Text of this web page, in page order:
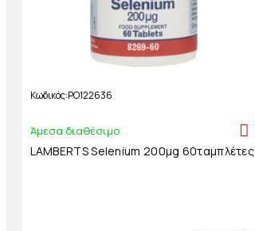
Κωδικός PO122636
Άμεσα διαθέσιμο
LAMBERTS Selenium 200μg 60ταμπλέτες